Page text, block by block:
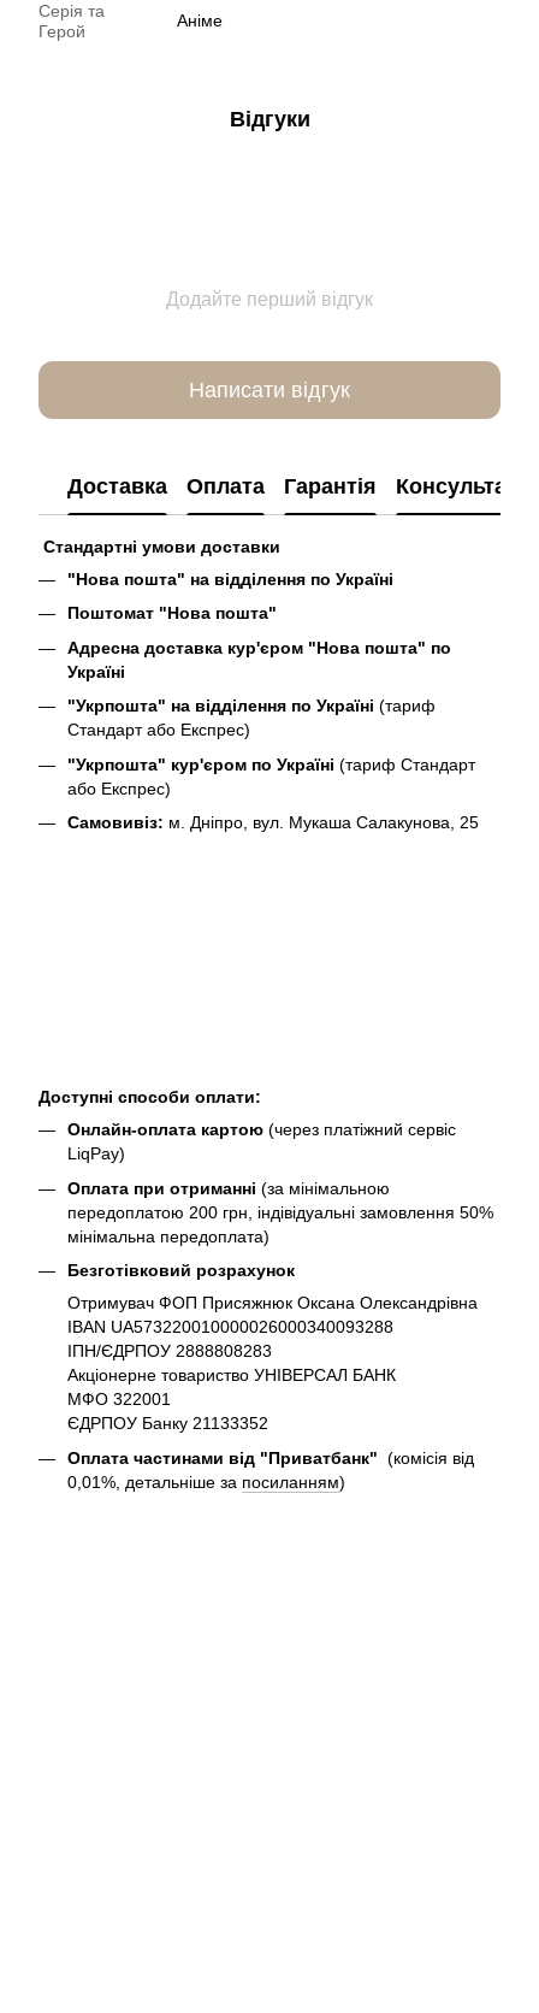
Серія та
Герой
Аніме
Відгуки
Додайте перший відгук
Написати відгук
Доставка Оплата Гарантія Консультація
Стандартні умови доставки
"Нова пошта" на відділення по Україні
Поштомат "Нова пошта"
Адресна доставка кур'єром "Нова пошта" по
Україні
"Укрпошта" на відділення по Україні (тариф
Стандарт або Експрес)
"Укрпошта" кур'єром по Україні (тариф Стандарт
або Експрес)
Самовивіз: м. Дніпро, вул. Мукаша Салакунова, 25
Доступні способи оплати:
Онлайн-оплата картою (через платіжний сервіс
LiqPay)
Оплата при отриманні (за мінімальною
передоплатою 200 грн, індівідуальні замовлення 50%
мінімальна передоплата)
Безготівковий розрахунок
Отримувач ФОП Присяжнюк Оксана Олександрівна
IBAN UA573220010000026000340093288
ІПН/ЄДРПОУ 2888808283
Акціонерне товариство УНІВЕРСАЛ БАНК
МФО 322001
ЄДРПОУ Банку 21133352
Оплата частинами від "Приватбанк" (комісія від
0,01%, детальніше за посиланням)